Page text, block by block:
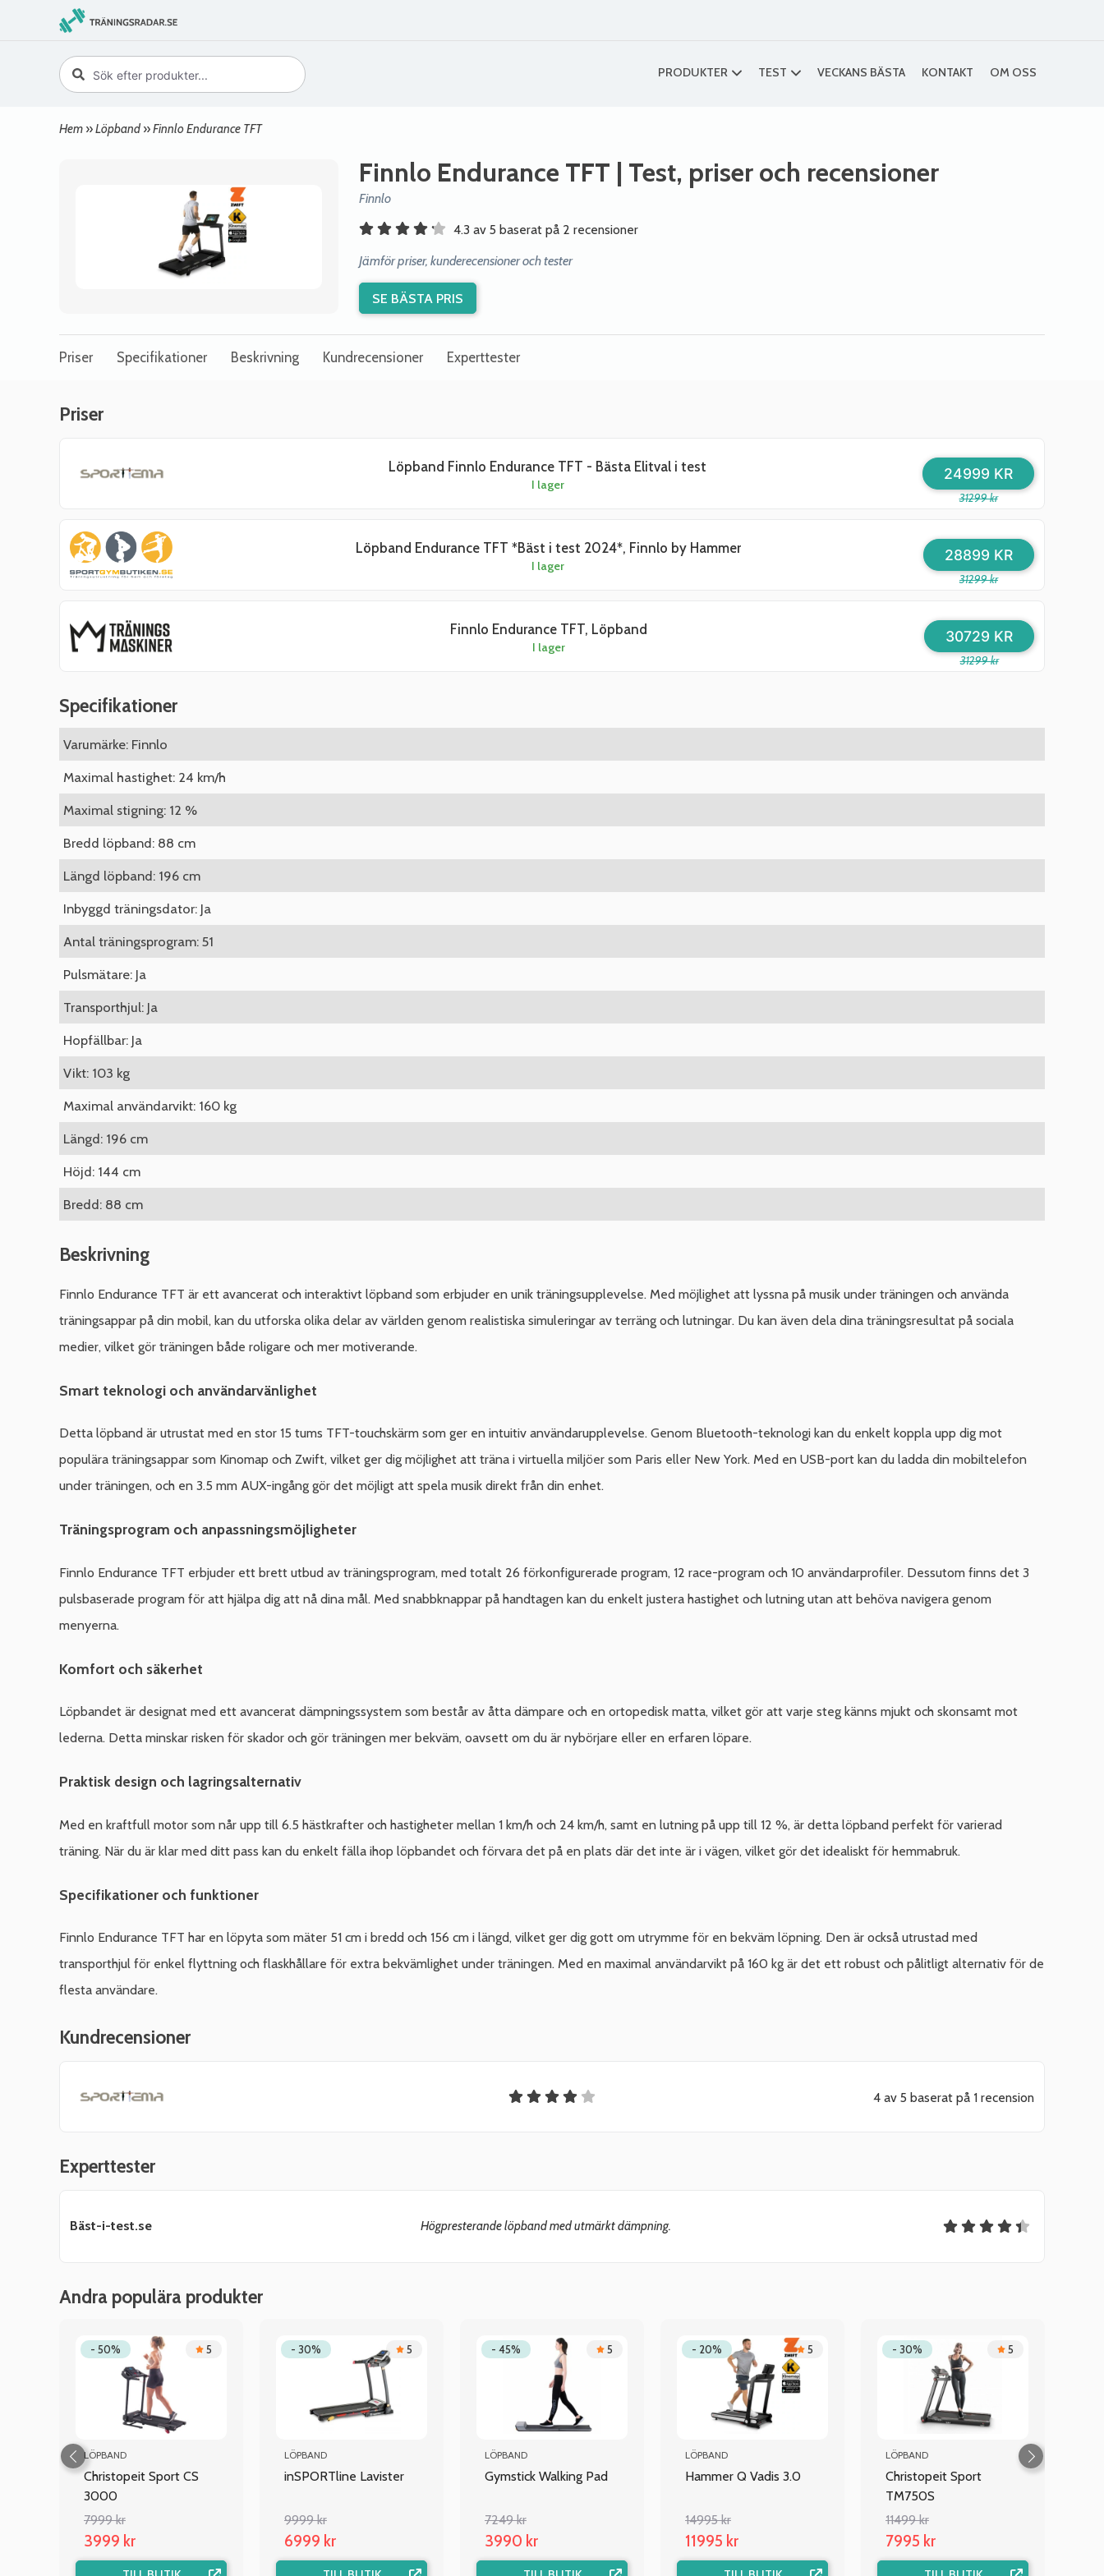
PRODUKTER TEST VECKANS BÄSTA KONTAKT OM OSS
Hem »Löpband »Finnlo Endurance TFT
Finnlo Endurance TFT | Test, priser och recensioner
Finnlo
4.3 av 5 baserat på 2 recensioner
Jämför priser, kunderecensioner och tester
SE BÄSTA PRIS
Priser Specifikationer Beskrivning Kundrecensioner Experttester
Priser
Löpband Finnlo Endurance TFT - Bästa Elitval i test
I lager
31299 kr
24999 KR
Löpband Endurance TFT *Bäst i test 2024*, Finnlo by Hammer
I lager
31299 kr
28899 KR
Finnlo Endurance TFT, Löpband
I lager
31299 kr
30729 KR
Specifikationer
Varumärke: Finnlo
Maximal hastighet: 24 km/h
Maximal stigning: 12 %
Bredd löpband: 88 cm
Längd löpband: 196 cm
Inbyggd träningsdator: Ja
Antal träningsprogram: 51
Pulsmätare: Ja
Transporthjul: Ja
Hopfällbar: Ja
Vikt: 103 kg
Maximal användarvikt: 160 kg
Längd: 196 cm
Höjd: 144 cm
Bredd: 88 cm
Beskrivning
Finnlo Endurance TFT är ett avancerat och interaktivt löpband som erbjuder en unik träningsupplevelse. Med möjlighet att lyssna på musik under träningen och använda
träningsappar på din mobil, kan du utforska olika delar av världen genom realistiska simuleringar av terräng och lutningar. Du kan även dela dina träningsresultat på sociala
medier, vilket gör träningen både roligare och mer motiverande.
Smart teknologi och användarvänlighet
Detta löpband är utrustat med en stor 15 tums TFT-touchskärm som ger en intuitiv användarupplevelse. Genom Bluetooth-teknologi kan du enkelt koppla upp dig mot
populära träningsappar som Kinomap och Zwift, vilket ger dig möjlighet att träna i virtuella miljöer som Paris eller New York. Med en USB-port kan du ladda din mobiltelefon
under träningen, och en 3.5 mm AUX-ingång gör det möjligt att spela musik direkt från din enhet.
Träningsprogram och anpassningsmöjligheter
Finnlo Endurance TFT erbjuder ett brett utbud av träningsprogram, med totalt 26 förkonfigurerade program, 12 race-program och 10 användarprofiler. Dessutom finns det 3
pulsbaserade program för att hjälpa dig att nå dina mål. Med snabbknappar på handtagen kan du enkelt justera hastighet och lutning utan att behöva navigera genom
menyerna.
Komfort och säkerhet
Löpbandet är designat med ett avancerat dämpningssystem som består av åtta dämpare och en ortopedisk matta, vilket gör att varje steg känns mjukt och skonsamt mot
lederna. Detta minskar risken för skador och gör träningen mer bekväm, oavsett om du är nybörjare eller en erfaren löpare.
Praktisk design och lagringsalternativ
Med en kraftfull motor som når upp till 6.5 hästkrafter och hastigheter mellan 1 km/h och 24 km/h, samt en lutning på upp till 12 %, är detta löpband perfekt för varierad
träning. När du är klar med ditt pass kan du enkelt fälla ihop löpbandet och förvara det på en plats där det inte är i vägen, vilket gör det idealiskt för hemmabruk.
Specifikationer och funktioner
Finnlo Endurance TFT har en löpyta som mäter 51 cm i bredd och 156 cm i längd, vilket ger dig gott om utrymme för en bekväm löpning. Den är också utrustad med
transporthjul för enkel flyttning och flaskhållare för extra bekvämlighet under träningen. Med en maximal användarvikt på 160 kg är det ett robust och pålitligt alternativ för de
flesta användare.
Kundrecensioner
4 av 5 baserat på 1 recension
Experttester
Bäst-i-test.se Högpresterande löpband med utmärkt dämpning.
Andra populära produkter
- 50% 5
LÖPBAND
Christopeit Sport CS
3000
7999 kr
3999 kr
- 30% 5
LÖPBAND
inSPORTline Lavister
9999 kr
6999 kr
- 45% 5
LÖPBAND
Gymstick Walking Pad
7249 kr
3990 kr
- 20% 5
LÖPBAND
Hammer Q Vadis 3.0
14995 kr
11995 kr
- 30% 5
LÖPBAND
Christopeit Sport
TM750S
11499 kr
7995 kr